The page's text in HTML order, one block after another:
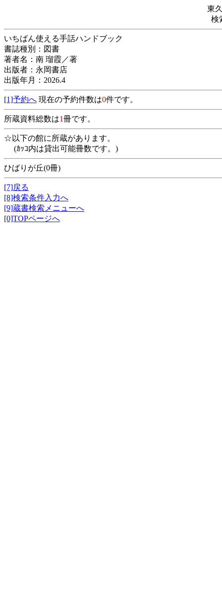
東
検
いちばん使える手話ハンドブック
書誌種別：図書
著者名：南 瑠霞／著
出版者：永岡書店
出版年月：2026.4
[1]予約へ 現在の予約件数は0件です。
所蔵資料総数は1冊です。
☆以下の館に所蔵があります。
(ｶｯｺ内は貸出可能冊数です。)
ひばりが丘(0冊)
[7]戻る
[8]検索条件入力へ
[9]蔵書検索メニューへ
[0]TOPページへ